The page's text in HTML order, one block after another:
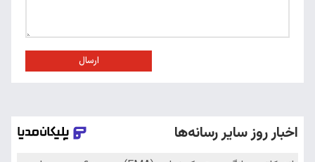
ارسال